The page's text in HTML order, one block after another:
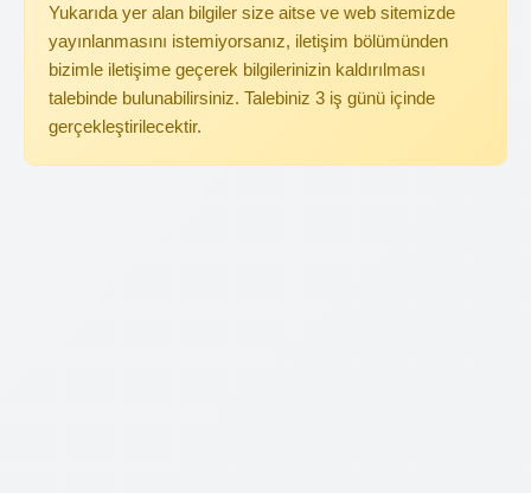
Yukarıda yer alan bilgiler size aitse ve web sitemizde
yayınlanmasını istemiyorsanız, iletişim bölümünden
bizimle iletişime geçerek bilgilerinizin kaldırılması
talebinde bulunabilirsiniz. Talebiniz 3 iş günü içinde
gerçekleştirilecektir.